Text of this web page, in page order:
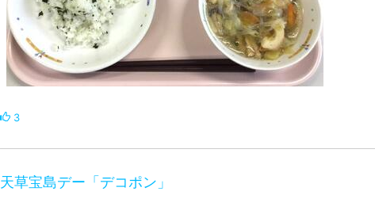
3
天草宝島デー「デコポン」